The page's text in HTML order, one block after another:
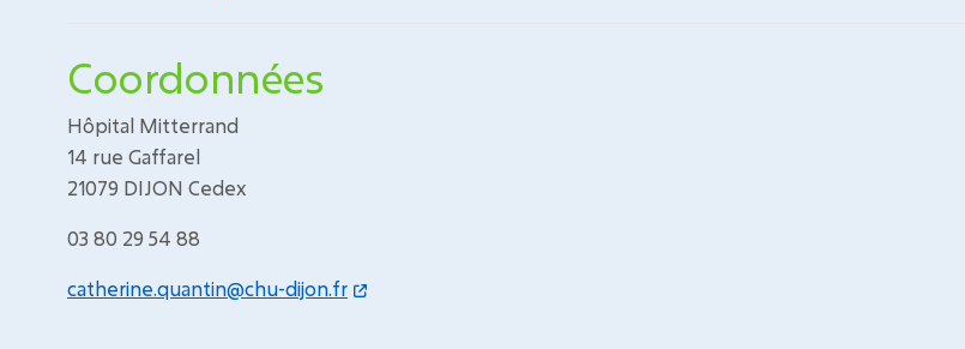
Coordonnées
Hôpital Mitterrand
14 rue Gaffarel
21079 DIJON Cedex
03 80 29 54 88
catherine.quantin@chu-dijon.fr